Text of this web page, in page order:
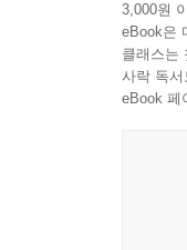
3,000원
eBook은
클래스는
사락 독
eBook 페